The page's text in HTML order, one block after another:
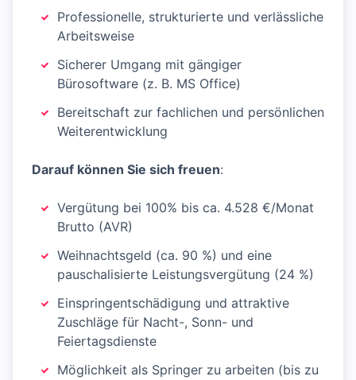
Professionelle, strukturierte und verlässliche
Arbeitsweise
Sicherer Umgang mit gängiger
Bürosoftware (z. B. MS Office)
Bereitschaft zur fachlichen und persönlichen
Weiterentwicklung
Darauf können Sie sich freuen:
Vergütung bei 100% bis ca. 4.528 €/Monat
Brutto (AVR)
Weihnachtsgeld (ca. 90 %) und eine
pauschalisierte Leistungsvergütung (24 %)
Einspringentschädigung und attraktive
Zuschläge für Nacht-, Sonn- und
Feiertagsdienste
Möglichkeit als Springer zu arbeiten (bis zu